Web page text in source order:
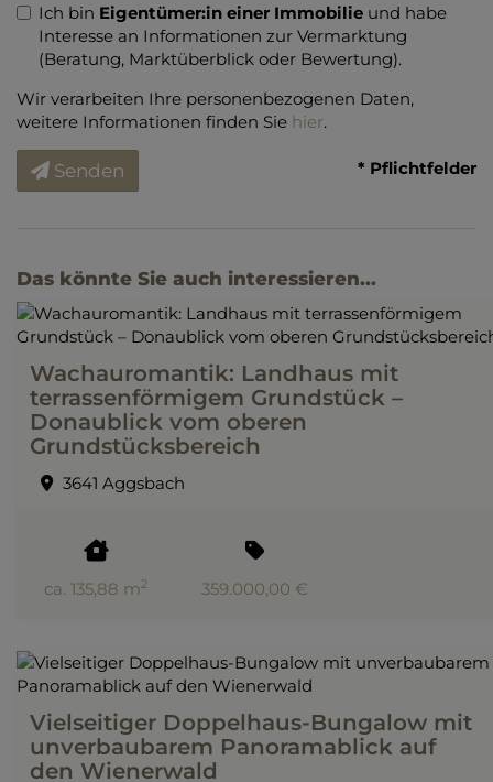
Ich bin Eigentümer:in einer Immobilie und habe
Interesse an Informationen zur Vermarktung
(Beratung, Marktüberblick oder Bewertung).
Wir verarbeiten Ihre personenbezogenen Daten,
weitere Informationen finden Sie hier.
Senden * Pflichtfelder
Das könnte Sie auch interessieren...
Wachauromantik: Landhaus mit
terrassenförmigem Grundstück –
Donaublick vom oberen
Grundstücksbereich
3641 Aggsbach
ca. 135,88 m2 359.000,00 €
Vielseitiger Doppelhaus-Bungalow mit
unverbaubarem Panoramablick auf
den Wienerwald